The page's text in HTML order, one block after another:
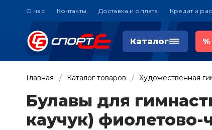
О нас Контакты Доставка и оплата Кредит и
Каталог %
Главная Каталог товаров Художественная
Булавы для
каучук) фиолетово-